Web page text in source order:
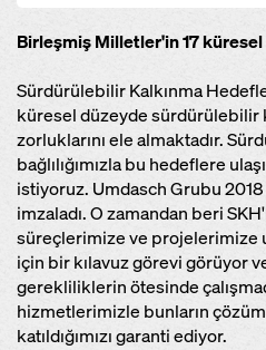
Birleşmiş Milletler'in 17
Sürdürülebilir Kalkınma
küresel düzeyde sürdürülebilir
zorluklarını ele almaktadır.
bağlılığımızla bu hedeflere
istiyoruz. Umdasch Grubu 2018
imzaladı. O zamandan beri
süreçlerimize ve projelerimize
için bir kılavuz görevi görüyor
gerekliliklerin ötesinde
hizmetlerimizle bunların
katıldığımızı garanti ediyor.